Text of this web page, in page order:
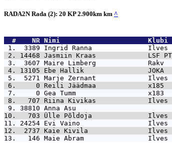
RADA2N Rada (2): 20 KP 2.900km km ^
  #    NR
Nimi
1.  3389 Ingrid Ranna              Ilves
2. 14468 Jasmiin Kraas             LSF
3.  3607 Maire Limberg             Rakv
4. 13105 Ebe Hallik                JOKA
5.  5271 Marje Zernant             Ilves
6.     0 Reili Jäädmaa             x185
7.     0 Gea Tumm                  x183
8.   707 Riina Kivikas             Ilves
9. 38810 Anna Asu
10.   703 Ülle Põldoja              Ilves
11. 24254 Evi Vaino                 Ilves
12.  2737 Kaie Kivila               Ilves
13.   146 Maie Abram                Ilves